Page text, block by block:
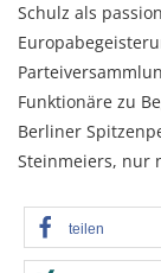
Schulz als
Funktionäre zu
Berliner
Steinmeiers, nur
teilen